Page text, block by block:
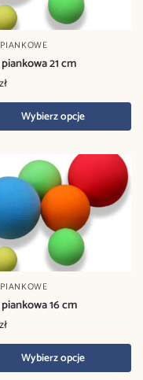
21 cm
zł
Wybierz opcje
piankowa 16 cm
zł
Wybierz opcje